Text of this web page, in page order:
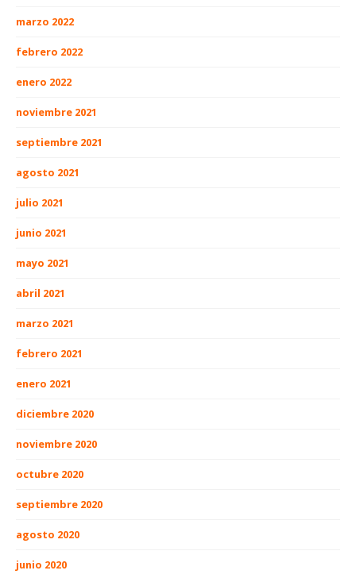
marzo 2022
febrero 2022
enero 2022
noviembre 2021
septiembre 2021
agosto 2021
julio 2021
junio 2021
mayo 2021
abril 2021
marzo 2021
febrero 2021
enero 2021
diciembre 2020
noviembre 2020
octubre 2020
septiembre 2020
agosto 2020
junio 2020